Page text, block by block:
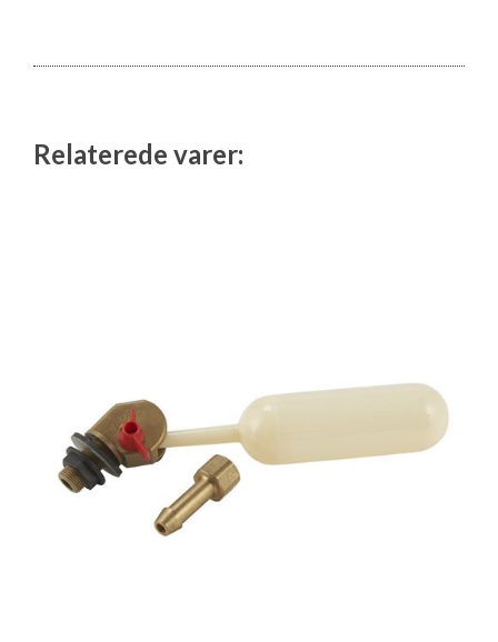
Relaterede varer: